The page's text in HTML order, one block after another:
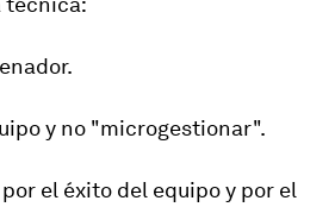
y no "microgestionar".
el éxito del equipo y por el